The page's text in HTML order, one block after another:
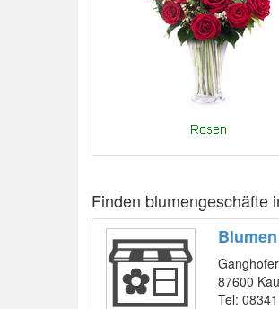
Finden blumengeschäfte
87600
Tel: